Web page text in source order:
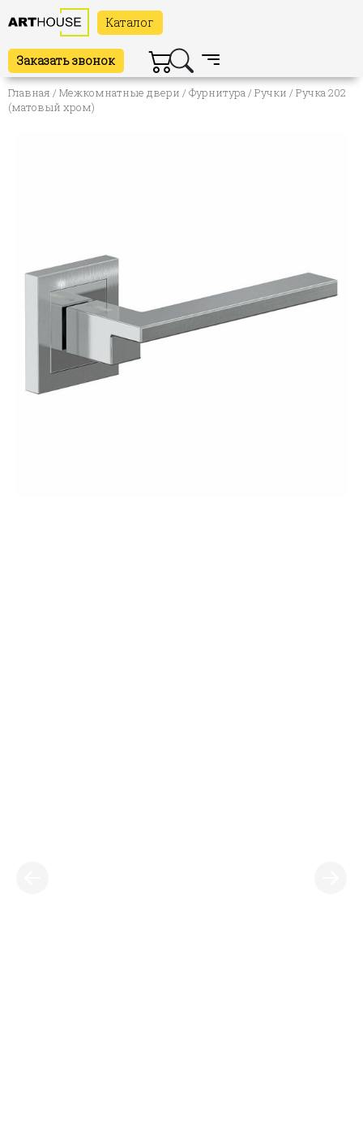
Каталог
Заказать звонок
Главная /Межкомнатные двери /Фурнитура/Ручки / Ручка 202
(матовый хром)